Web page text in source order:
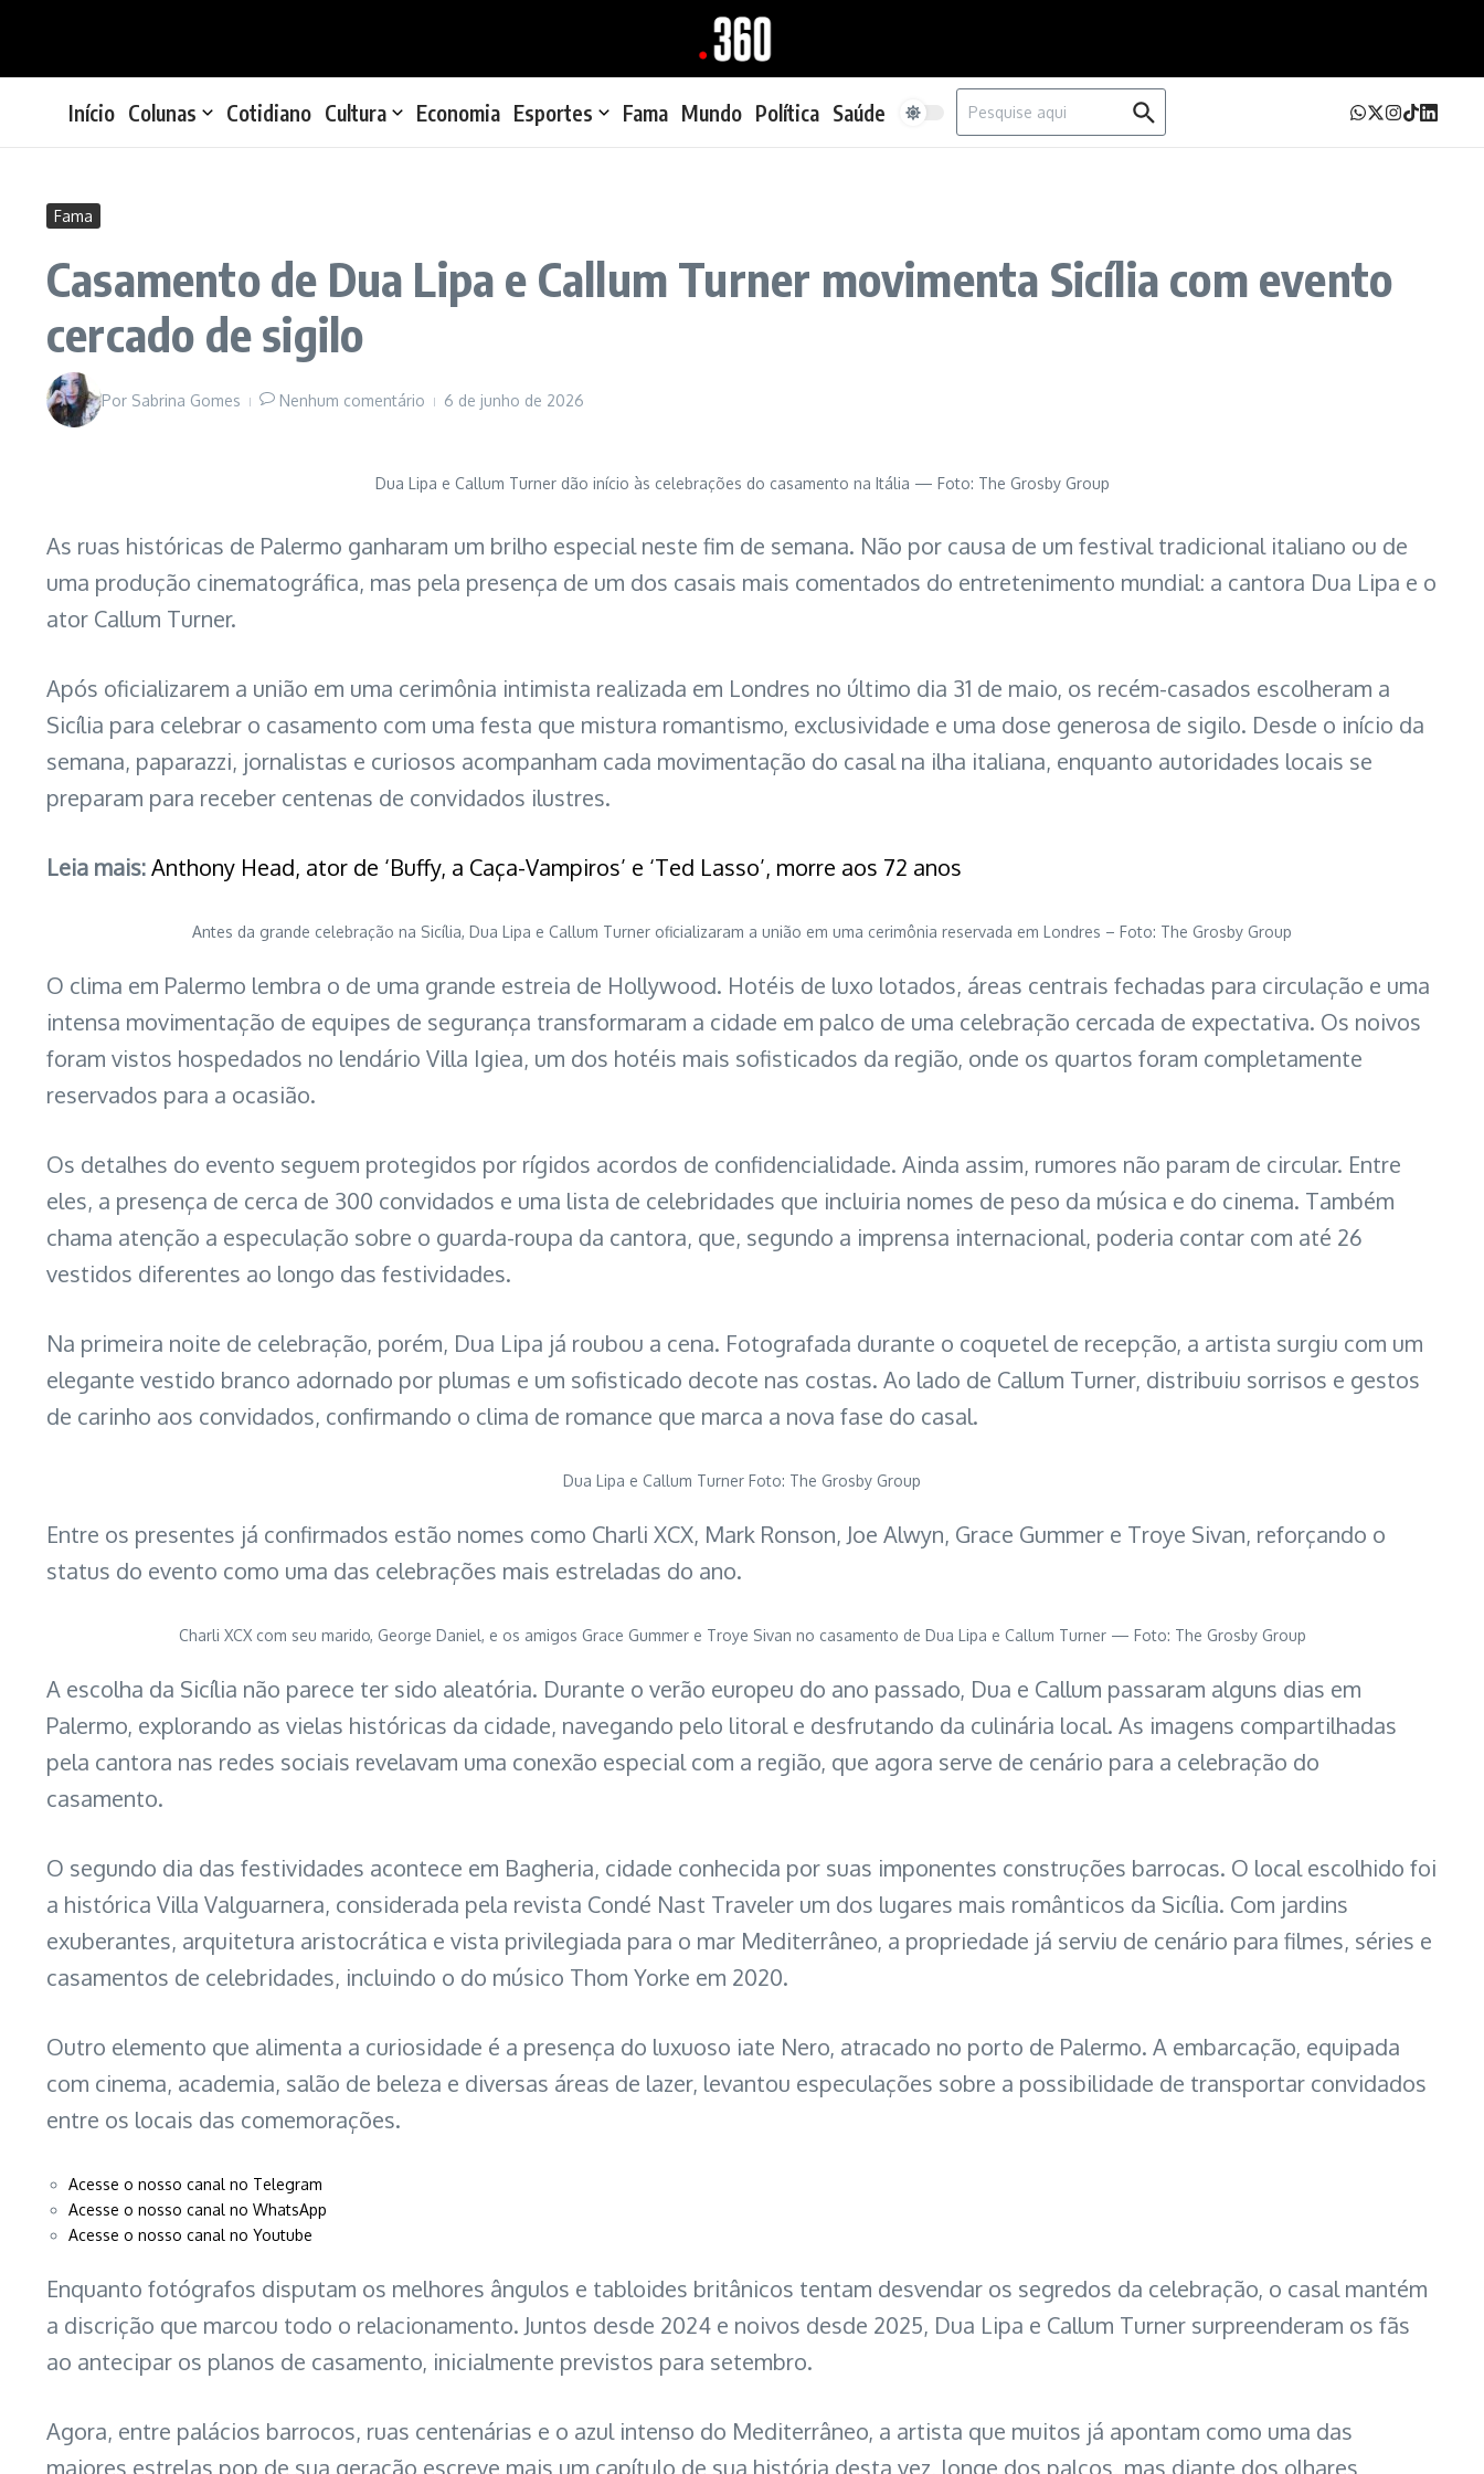
Início Colunas Cotidiano Cultura Economia Esportes Fama Mundo Política Saúde
Procurar por:
Fama
Casamento de Dua Lipa e Callum Turner movimenta Sicília com evento
cercado de sigilo
Por Sabrina Gomes Nenhum comentário 6 de junho de 2026
Dua Lipa e Callum Turner dão início às celebrações do casamento na Itália — Foto: The Grosby Group
As ruas históricas de Palermo ganharam um brilho especial neste fim de semana. Não por causa de um festival tradicional italiano ou de
uma produção cinematográfica, mas pela presença de um dos casais mais comentados do entretenimento mundial: a cantora Dua Lipa e o
ator Callum Turner.
Após oficializarem a união em uma cerimônia intimista realizada em Londres no último dia 31 de maio, os recém-casados escolheram a
Sicília para celebrar o casamento com uma festa que mistura romantismo, exclusividade e uma dose generosa de sigilo. Desde o início da
semana, paparazzi, jornalistas e curiosos acompanham cada movimentação do casal na ilha italiana, enquanto autoridades locais se
preparam para receber centenas de convidados ilustres.
Leia mais:Anthony Head, ator de ‘Buffy, a Caça-Vampiros’ e ‘Ted Lasso’, morre aos 72 anos
Antes da grande celebração na Sicília, Dua Lipa e Callum Turner oficializaram a união em uma cerimônia reservada em Londres – Foto: The Grosby Group
O clima em Palermo lembra o de uma grande estreia de Hollywood. Hotéis de luxo lotados, áreas centrais fechadas para circulação e uma
intensa movimentação de equipes de segurança transformaram a cidade em palco de uma celebração cercada de expectativa. Os noivos
foram vistos hospedados no lendário Villa Igiea, um dos hotéis mais sofisticados da região, onde os quartos foram completamente
reservados para a ocasião.
Os detalhes do evento seguem protegidos por rígidos acordos de confidencialidade. Ainda assim, rumores não param de circular. Entre
eles, a presença de cerca de 300 convidados e uma lista de celebridades que incluiria nomes de peso da música e do cinema. Também
chama atenção a especulação sobre o guarda-roupa da cantora, que, segundo a imprensa internacional, poderia contar com até 26
vestidos diferentes ao longo das festividades.
Na primeira noite de celebração, porém, Dua Lipa já roubou a cena. Fotografada durante o coquetel de recepção, a artista surgiu com um
elegante vestido branco adornado por plumas e um sofisticado decote nas costas. Ao lado de Callum Turner, distribuiu sorrisos e gestos
de carinho aos convidados, confirmando o clima de romance que marca a nova fase do casal.
Dua Lipa e Callum Turner Foto: The Grosby Group
Entre os presentes já confirmados estão nomes como Charli XCX, Mark Ronson, Joe Alwyn, Grace Gummer e Troye Sivan, reforçando o
status do evento como uma das celebrações mais estreladas do ano.
Charli XCX com seu marido, George Daniel, e os amigos Grace Gummer e Troye Sivan no casamento de Dua Lipa e Callum Turner — Foto: The Grosby Group
A escolha da Sicília não parece ter sido aleatória. Durante o verão europeu do ano passado, Dua e Callum passaram alguns dias em
Palermo, explorando as vielas históricas da cidade, navegando pelo litoral e desfrutando da culinária local. As imagens compartilhadas
pela cantora nas redes sociais revelavam uma conexão especial com a região, que agora serve de cenário para a celebração do
casamento.
O segundo dia das festividades acontece em Bagheria, cidade conhecida por suas imponentes construções barrocas. O local escolhido foi
a histórica Villa Valguarnera, considerada pela revista Condé Nast Traveler um dos lugares mais românticos da Sicília. Com jardins
exuberantes, arquitetura aristocrática e vista privilegiada para o mar Mediterrâneo, a propriedade já serviu de cenário para filmes, séries e
casamentos de celebridades, incluindo o do músico Thom Yorke em 2020.
Outro elemento que alimenta a curiosidade é a presença do luxuoso iate Nero, atracado no porto de Palermo. A embarcação, equipada
com cinema, academia, salão de beleza e diversas áreas de lazer, levantou especulações sobre a possibilidade de transportar convidados
entre os locais das comemorações.
Acesse o nosso canal no Telegram
Acesse o nosso canal no WhatsApp
Acesse o nosso canal no Youtube
Enquanto fotógrafos disputam os melhores ângulos e tabloides britânicos tentam desvendar os segredos da celebração, o casal mantém
a discrição que marcou todo o relacionamento. Juntos desde 2024 e noivos desde 2025, Dua Lipa e Callum Turner surpreenderam os fãs
ao antecipar os planos de casamento, inicialmente previstos para setembro.
Agora, entre palácios barrocos, ruas centenárias e o azul intenso do Mediterrâneo, a artista que muitos já apontam como uma das
maiores estrelas pop de sua geração escreve mais um capítulo de sua história desta vez, longe dos palcos, mas diante dos olhares